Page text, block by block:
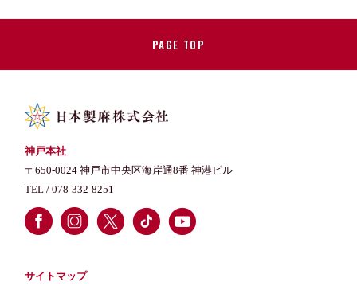
PAGE TOP
神戸本社
〒650-0024 神戸市中央区海岸通8番 神港ビル
TEL /078-332-8251
サイトマップ